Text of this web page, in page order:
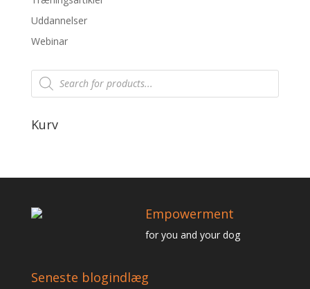
Uddannelser
Webinar
Products
search
Kurv
Empowerment
for you and your dog
Seneste blogindlæg